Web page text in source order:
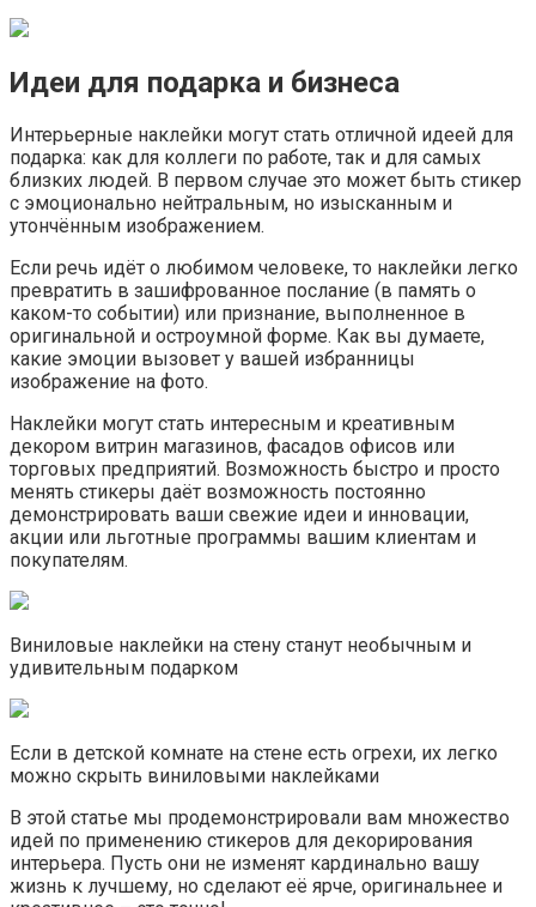
Идеи для подарка и бизнеса
Интерьерные наклейки могут стать отличной идеей для
подарка: как для коллеги по работе, так и для самых
близких людей. В первом случае это может быть стикер
с эмоционально нейтральным, но изысканным и
утончённым изображением.
Если речь идёт о любимом человеке, то наклейки легко
превратить в зашифрованное послание (в память о
каком-то событии) или признание, выполненное в
оригинальной и остроумной форме. Как вы думаете,
какие эмоции вызовет у вашей избранницы
изображение на фото.
Наклейки могут стать интересным и креативным
декором витрин магазинов, фасадов офисов или
торговых предприятий. Возможность быстро и просто
менять стикеры даёт возможность постоянно
демонстрировать ваши свежие идеи и инновации,
акции или льготные программы вашим клиентам и
покупателям.
Виниловые наклейки на стену станут необычным и
удивительным подарком
Если в детской комнате на стене есть огрехи, их легко
можно скрыть виниловыми наклейками
В этой статье мы продемонстрировали вам множество
идей по применению стикеров для декорирования
интерьера. Пусть они не изменят кардинально вашу
жизнь к лучшему, но сделают её ярче, оригинальнее и